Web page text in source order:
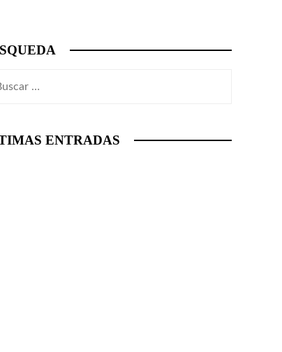
ENTRADAS